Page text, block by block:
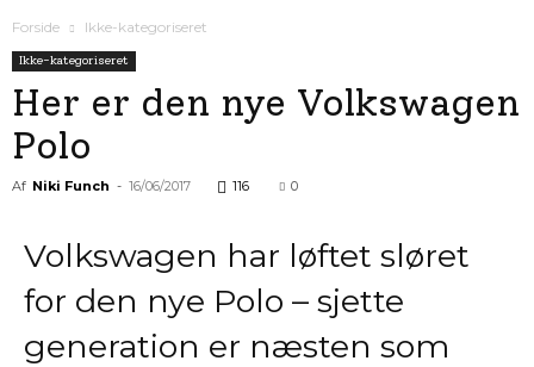
Forside Ikke-kategoriseret
Ikke-kategoriseret
Her er den nye Volkswagen
Polo
Af Niki Funch - 16/06/2017 116 0
Volkswagen har løftet sløret
for den nye Polo – sjette
generation er næsten som